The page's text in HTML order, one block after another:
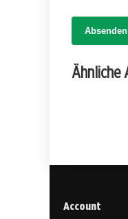
Absenden
Ähnliche
Frauen
Account